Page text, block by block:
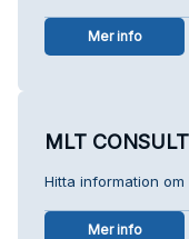
Mer info
MLT CONSULT
Hitta information om
Mer info